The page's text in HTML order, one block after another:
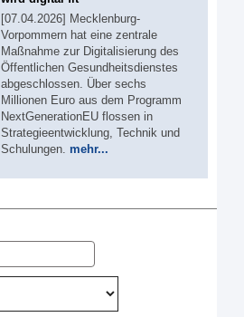
[07.04.2026] Mecklenburg-
Vorpommern hat eine zentrale
Maßnahme zur Digitalisierung des
Öffentlichen Gesundheitsdienstes
abgeschlossen. Über sechs
Millionen Euro aus dem Programm
NextGenerationEU flossen in
Strategieentwicklung, Technik und
Schulungen. mehr...